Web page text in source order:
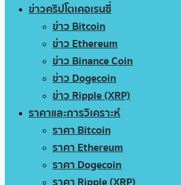
ข่าวคริปโตเคอเรนซี่
ข่าว Bitcoin
ข่าว Ethereum
ข่าว Binance Coin
ข่าว Dogecoin
ข่าว Ripple (XRP)
ราคาและการวิเคราะห์
ราคา Bitcoin
ราคา Ethereum
ราคา Dogecoin